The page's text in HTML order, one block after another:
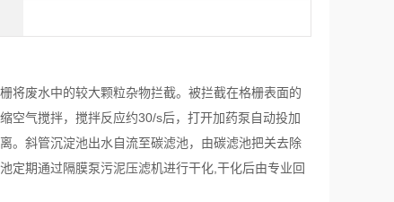
将废水中的较大颗粒杂物拦截。被拦截在格栅表面的
空气搅拌，搅拌反应约30/s后，打开加药泵自动投加
。斜管沉淀池出水自流至碳滤池，由碳滤池把关去除
定期通过隔膜泵污泥压滤机进行干化,干化后由专业回